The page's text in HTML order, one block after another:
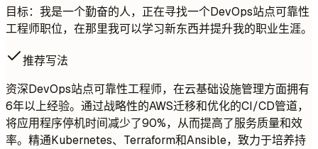
目标：我是一个勤奋的人，正在寻找一个DevOps站点可靠性
工程师职位，在那里我可以学习新东西并提升我的职业生涯。
推荐写法
资深DevOps站点可靠性工程师，在云基础设施管理方面拥有
6年以上经验。通过战略性的AWS迁移和优化的CI/CD管道，
将应用程序停机时间减少了90%，从而提高了服务质量和效
率。精通Kubernetes、Terraform和Ansible，致力于培养持